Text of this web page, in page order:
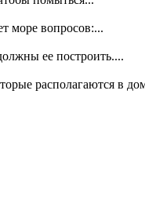
море вопросов:...
ее построить....
располагаются в